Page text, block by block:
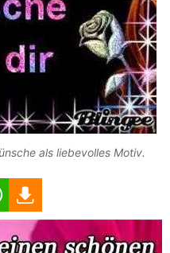
als liebevolles Motiv.